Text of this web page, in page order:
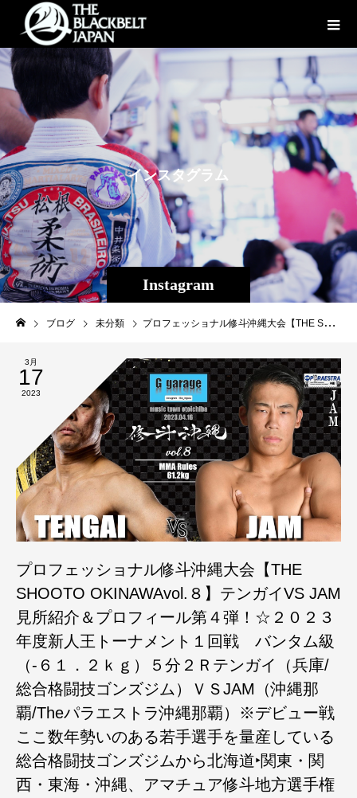
Instagram
インスタグラ ム
ブログ 未分類 プロフェッショナル修斗沖縄大会【THE SHOOTO OKINAWAvol.８】テンガイVS JAM見所紹介＆プロフィール第４弾！☆２０２３年度新人王トーナメント１回戦 バンタム級（-６１．２ｋｇ）５分２Ｒテンガイ（兵庫/総合格闘技ゴンズジム）ＶＳJAM（沖縄那覇/Theパラエストラ沖縄那覇）※デビュー戦ここ数年勢いのある若手選手を量産している総合格闘技ゴンズジムから北海道‣関東・関西・東海・沖縄、アマチュア修斗地方選手権を総なめにしたレスリングモンスター、テンガイが斬修斗沖縄に連続参戦。対するはTheパラエストラ沖縄の超自然的、破天荒異次元ファイトを得意とする飛び上がり者、JAMだ。中学２年生で入会したJAMはコツコツ練習と試合を重ねようやく格闘家としての待望のデビュー戦、晴れ舞台を迎える。斬修斗沖縄ラウンドガールJONIの実の兄であるＪＡＭ。勝利すれば史上初！？兄妹でケージ共演となるかもしれない！テンガイ【所属】総合格闘技ゴンズジム【生年月日】1990年3月27日【身長】163cm【通常体重・階級】65kgバンタム級【出身地】兵庫県神戸市【プロ修斗戦績】1戦1分【アマチュア戦績】18戦13勝5敗 【その他格闘技戦績】2007年レスリングJOC5位 IRE1戦1敗 STYLE.FC.1 1戦1勝【SNSアカウント】http://Instagram.com/aggai327 https://twitter.com/aggai0327【試合に向けての意気込み】前回の試合は引き分けになってしまったので、今回は何が何でも勝ちきります。【好きな食べ物】修斗沖縄大会で試合させて頂けるという事で、もうヤギの口になってしまっているので、試合に勝って、気持ち良く、たらふくヤギが食べたいです。JAM（じゃむ）【所属】Theパラエストラ沖縄【生年月日】平成13年4月17日【身長】１７２cm【通常体重・階級】６９kgバンタム級【出身地】沖縄県那覇市【プロ修斗戦績】デビュー【アマチュア戦績】１９戦１０勝９敗【SNSアカウント】jamieee0417【試合に向けての意気込み】デビュー戦を派手に勝利で飾るので、応援宜しくお願いします！☆４/１６(日)プロフェッショナル修斗沖縄大会【THE SHOOTO OKINAWAvol.８】協賛募集中！！大会開催に向けてVIP席プレゼント等、特典付きの協賛も様々ご用意しております。ご興味のある方はTheパラエストラ沖縄（TEL：098-851-4739）までご連絡ください★★★［大会名］プロフェッショナル修斗公式戦沖縄大会 【THE SHOOTO OKINAWA vol.8】［日 時］2023年4月16日（日）［開 場］14:00［開 始］15:00［会 場］ミュージックタウン音市場（沖縄市上地1-1-1）［主 催］Theパラエストラ沖縄［認 定］修斗コミッション［協 力］一般社団法人日本修斗協会/EVERGROUND/Studio Shine/JMOC/GFC[特別メイン協賛] 車輌販売承ります！【G-garage】Instagram→→→https://www.instagram.com/g_garage_2/[特別協賛] 株式会社ファッションキャンディー/沖縄広告株式会社/Deshign.SP41/カフェ‣エフシド/Privatesalon CrossLine/SUIPARA＃道頓堀ワッフル/京都市役所前法律事務所/カルペディエム沖縄［チケット発売］全席完売御礼【対戦決定カード】◆フライ級宮城 友一（DROP）ＶＳヤックル真吾（T-REX柔術アカデミー）◆ストロー級黒澤 亮平（パラエストラ松戸）VS大城 匡史（シマジリアンズ） ◆ストロー級当真 佳直（CROSS×LINE）VS大城 正也（T-REX柔術アカデミー）◆２０２３年度新人王トーナメント準決勝 ウェルター級西條 英成（Theパラエストラ沖縄那覇）ＶＳスターリング・ベアー・ミーチャム（095BJJ長崎柔術/和術慧舟會総本部）︎２０２３新人王トーナメント準決勝 ストロー級大田ノヒロ（Theパラエストラ沖縄コザ）ＶＳ根井 博登（パラエストラ千葉）◆２０２３年度新人王トーナメント１回戦 バンタム級テンガイ（総合格闘技ゴンズジム）ＶＳJAM（Theパラエストラ沖縄那覇）◆ストロー級ふじい☆ペリー（BURST）ＶＳ平良 龍一（Theパラエストラ沖縄コザ）◆フライ級坂本 潤一（BURST）ＶＳ神里 昭吾（Theパラエストラ沖縄コザ）◆ストロー級知名 昴海（DROP）ＶＳ高橋 佑太（BURST）#パラエストラ #沖縄 #那覇 #与儀 #MMA #shooto #コザ #総合格闘技 #修斗 #キックボクシング #柔術 #jiujitsu #ダイエット
3月
17
2023
プロフェッショナル修斗沖縄大会【THE
SHOOTO OKINAWAvol.８】テンガイVS JAM
見所紹介＆プロフィール第４弾！☆２０２３
年度新人王トーナメント１回戦 バンタム級
（-６１．２ｋｇ）５分２Ｒテンガイ（兵庫/
総合格闘技ゴンズジム）ＶＳJAM（沖縄那
覇/Theパラエストラ沖縄那覇）※デビュー戦
ここ数年勢いのある若手選手を量産している
総合格闘技ゴンズジムから北海道‣関東・関
西・東海・沖縄、アマチュア修斗地方選手権